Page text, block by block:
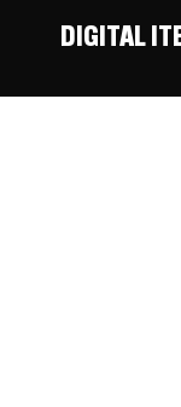
DIGITAL